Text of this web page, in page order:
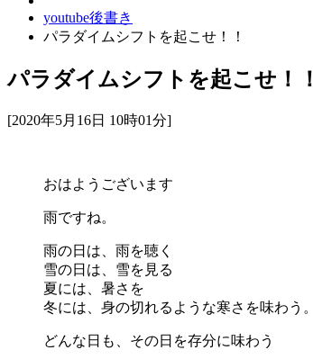
youtube後書き
パラダイムシフトを起こせ！！
パラダイムシフトを起こせ！！
[2020年5月16日 10時01分]
おはようございます
雨ですね。
雨の日は、雨を聴く
雪の日は、雪を見る
夏には、暑さを
冬には、身の切れるような寒さを味わう。
どんな日も、その日を存分に味わう